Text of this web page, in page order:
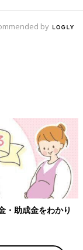
by
・助成金をわかり